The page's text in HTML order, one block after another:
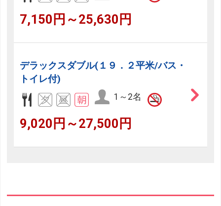
7,150円～25,630円
デラックスダブル(１９．２平米/バス・
トイレ付)
1～2名
9,020円～27,500円